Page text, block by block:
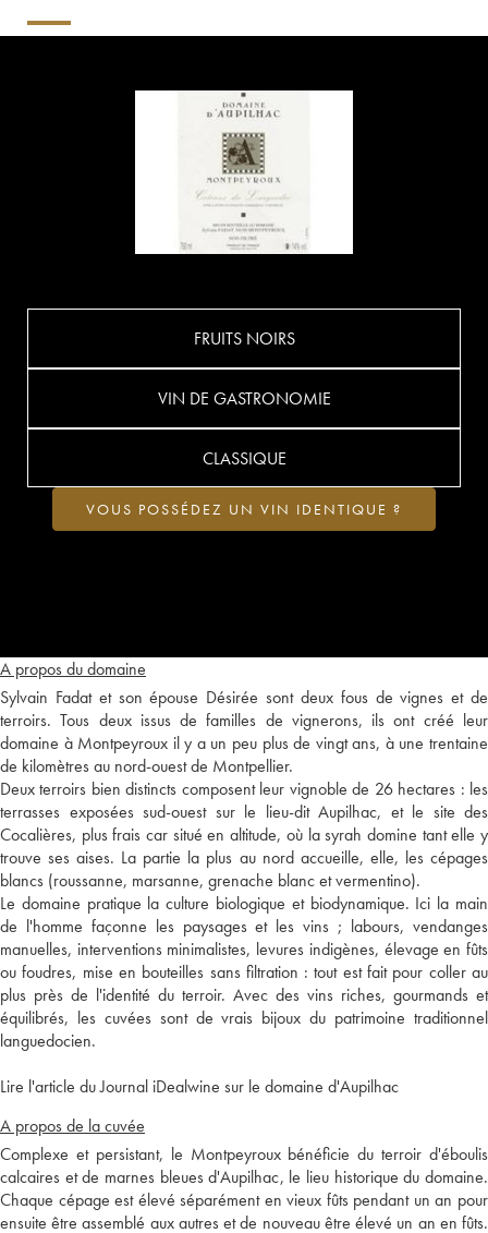
A propos du domaine
Sylvain Fadat et son épouse Désirée sont deux fous de vignes et de
terroirs. Tous deux issus de familles de vignerons, ils ont créé leur
domaine à Montpeyroux il y a un peu plus de vingt ans, à une trentaine
de kilomètres au nord-ouest de Montpellier.
Deux terroirs bien distincts composent leur vignoble de 26 hectares : les
terrasses exposées sud-ouest sur le lieu-dit Aupilhac, et le site des
Cocalières, plus frais car situé en altitude, où la syrah domine tant elle y
trouve ses aises. La partie la plus au nord accueille, elle, les cépages
blancs (roussanne, marsanne, grenache blanc et vermentino).
Le domaine pratique la culture biologique et biodynamique. Ici la main
de l'homme façonne les paysages et les vins ; labours, vendanges
manuelles, interventions minimalistes, levures indigènes, élevage en fûts
ou foudres, mise en bouteilles sans filtration : tout est fait pour coller au
plus près de l'identité du terroir. Avec des vins riches, gourmands et
équilibrés, les cuvées sont de vrais bijoux du patrimoine traditionnel
languedocien.
Lire l'article du Journal iDealwine sur le domaine d'Aupilhac
A propos de la cuvée
Complexe et persistant, le Montpeyroux bénéficie du terroir d'éboulis
calcaires et de marnes bleues d'Aupilhac, le lieu historique du domaine.
Chaque cépage est élevé séparément en vieux fûts pendant un an pour
ensuite être assemblé aux autres et de nouveau être élevé un an en fûts.
FRUITS NOIRS
VIN DE GASTRONOMIE
CLASSIQUE
VOUS POSSÉDEZ UN VIN IDENTIQUE ?